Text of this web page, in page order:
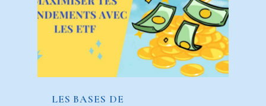
60
ANS
LES BASES DE